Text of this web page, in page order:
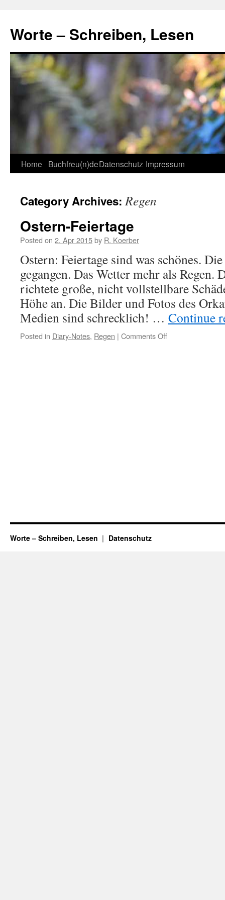
content
Worte – Schreiben, Lesen
Home Buchfreu(n)deDatenschutz Impressum
Category Archives:Regen
Ostern-Feiertage
Posted on 2. Apr 2015by R. Koerber
Ostern: Feiertage sind was schönes.
gegangen. Das Wetter mehr als Regen.
richtete große, nicht vollstellbare
Höhe an. Die Bilder und Fotos des
Medien sind schrecklich! … Continue
Posted in Diary-Notes, Regen | Comments Off
Worte – Schreiben, Lesen Datenschutz